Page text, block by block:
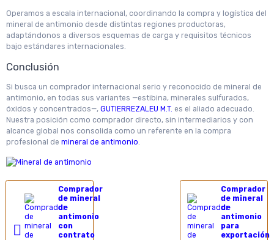
Operamos a escala internacional, coordinando la compra y logística del
mineral de antimonio desde distintas regiones productoras,
adaptándonos a diversos esquemas de carga y requisitos técnicos
bajo estándares internacionales.
Conclusión
Si busca un comprador internacional serio y reconocido de mineral de
antimonio, en todas sus variantes —estibina, minerales sulfurados,
óxidos y concentrados—, GUTIERREZALEU M.T. es el aliado adecuado.
Nuestra posición como comprador directo, sin intermediarios y con
alcance global nos consolida como un referente en la compra
profesional de mineral de antimonio.
Comprador
de mineral
de
antimonio
con
contrato
Comprador
de mineral
de
antimonio
para
exportación